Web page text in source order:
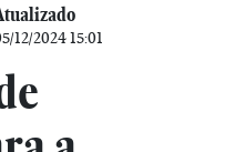
12/2024 15:01